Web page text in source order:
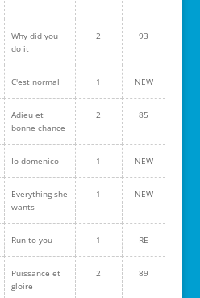
Why did you
do it
2 93
C'est normal 1 NEW
Adieu et
bonne chance
2 85
Io domenico 1 NEW
Everything she
wants
1 NEW
Run to you 1 RE
Puissance et
gloire
2 89